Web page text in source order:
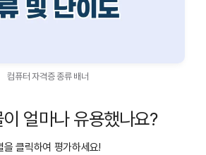
컴퓨터 자격증 종류 배너
얼마나 유용했나요?
을 클릭하여 평가하세요!